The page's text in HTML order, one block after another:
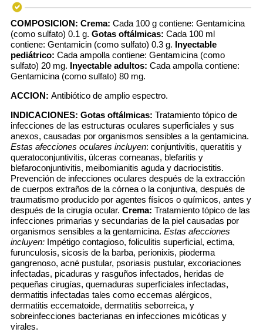
COMPOSICION: Crema: Cada 100 g contiene: Gentamicina
(como sulfato) 0.1 g. Gotas oftálmicas: Cada 100 ml
contiene: Gentamicin (como sulfato) 0.3 g. Inyectable
pediátrico: Cada ampolla contiene: Gentamicina (como
sulfato) 20 mg. Inyectable adultos: Cada ampolla contiene:
Gentamicina (como sulfato) 80 mg.
ACCION: Antibiótico de amplio espectro.
INDICACIONES: Gotas oftálmicas: Tratamiento tópico de
infecciones de las estructuras oculares superficiales y sus
anexos, causadas por organismos sensibles a la gentamicina.
Estas afecciones oculares incluyen: conjuntivitis, queratitis y
queratoconjuntivitis, úlceras corneanas, blefaritis y
blefaroconjuntivitis, meibomianitis aguda y dacriocistitis.
Prevención de infecciones oculares después de la extracción
de cuerpos extraños de la córnea o la conjuntiva, después de
traumatismo producido por agentes físicos o químicos, antes y
después de la cirugía ocular. Crema: Tratamiento tópico de las
infecciones primarias y secundarias de la piel causadas por
organismos sensibles a la gentamicina. Estas afecciones
incluyen: Impétigo contagioso, foliculitis superficial, ectima,
furunculosis, sicosis de la barba, perionixis, pioderma
gangrenoso, acné pustular, psoriasis pustular, excoriaciones
infectadas, picaduras y rasguños infectados, heridas de
pequeñas cirugías, quemaduras superficiales infectadas,
dermatitis infectadas tales como eccemas alérgicos,
dermatitis eccematoide, dermatitis seborreica, y
sobreinfecciones bacterianas en infecciones micóticas y
virales.